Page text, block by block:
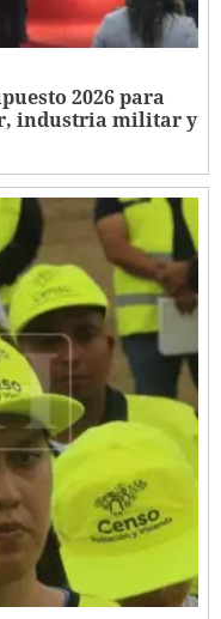
2026 para
industria militar y